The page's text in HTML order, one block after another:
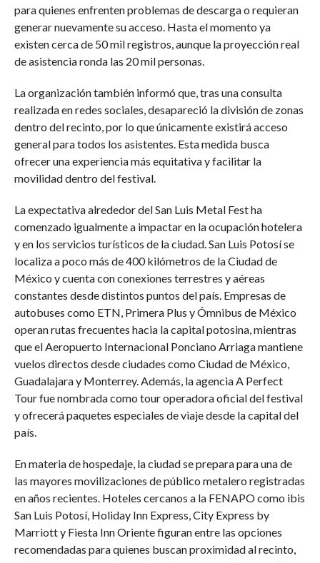
para quienes enfrenten problemas de descarga o requieran
generar nuevamente su acceso. Hasta el momento ya
existen cerca de 50 mil registros, aunque la proyección real
de asistencia ronda las 20 mil personas.
La organización también informó que, tras una consulta
realizada en redes sociales, desapareció la división de zonas
dentro del recinto, por lo que únicamente existirá acceso
general para todos los asistentes. Esta medida busca
ofrecer una experiencia más equitativa y facilitar la
movilidad dentro del festival.
La expectativa alrededor del San Luis Metal Fest ha
comenzado igualmente a impactar en la ocupación hotelera
y en los servicios turísticos de la ciudad. San Luis Potosí se
localiza a poco más de 400 kilómetros de la Ciudad de
México y cuenta con conexiones terrestres y aéreas
constantes desde distintos puntos del país. Empresas de
autobuses como ETN, Primera Plus y Ómnibus de México
operan rutas frecuentes hacia la capital potosina, mientras
que el Aeropuerto Internacional Ponciano Arriaga mantiene
vuelos directos desde ciudades como Ciudad de México,
Guadalajara y Monterrey. Además, la agencia A Perfect
Tour fue nombrada como tour operadora oficial del festival
y ofrecerá paquetes especiales de viaje desde la capital del
país.
En materia de hospedaje, la ciudad se prepara para una de
las mayores movilizaciones de público metalero registradas
en años recientes. Hoteles cercanos a la FENAPO como ibis
San Luis Potosí, Holiday Inn Express, City Express by
Marriott y Fiesta Inn Oriente figuran entre las opciones
recomendadas para quienes buscan proximidad al recinto,